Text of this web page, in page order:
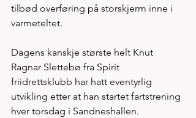
tilbød overføring på storskjerm inne i
varmeteltet.
Dagens kanskje største helt Knut
Ragnar Slettebø fra Spirit
friidrettsklubb har hatt eventyrlig
utvikling etter at han startet fartstrening
hver torsdag i Sandneshallen.